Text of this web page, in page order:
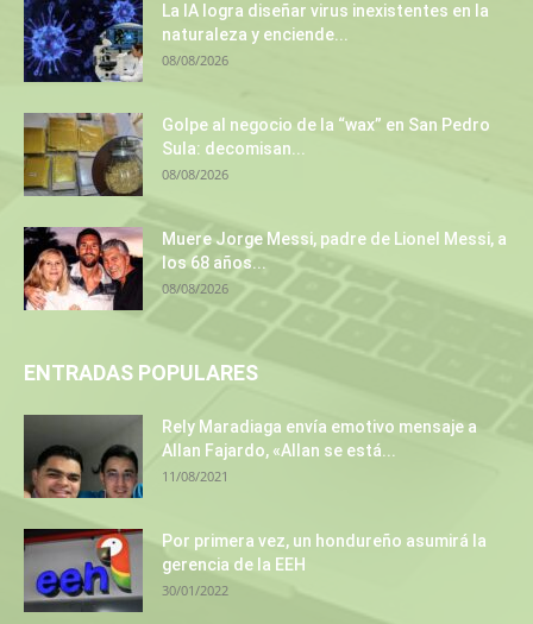
La IA logra diseñar virus inexistentes en la
naturaleza y enciende...
08/08/2026
Golpe al negocio de la “wax” en San Pedro
Sula: decomisan...
08/08/2026
Muere Jorge Messi, padre de Lionel Messi, a
los 68 años...
08/08/2026
ENTRADAS POPULARES
Rely Maradiaga envía emotivo mensaje a
Allan Fajardo, «Allan se está...
11/08/2021
Por primera vez, un hondureño asumirá la
gerencia de la EEH
30/01/2022